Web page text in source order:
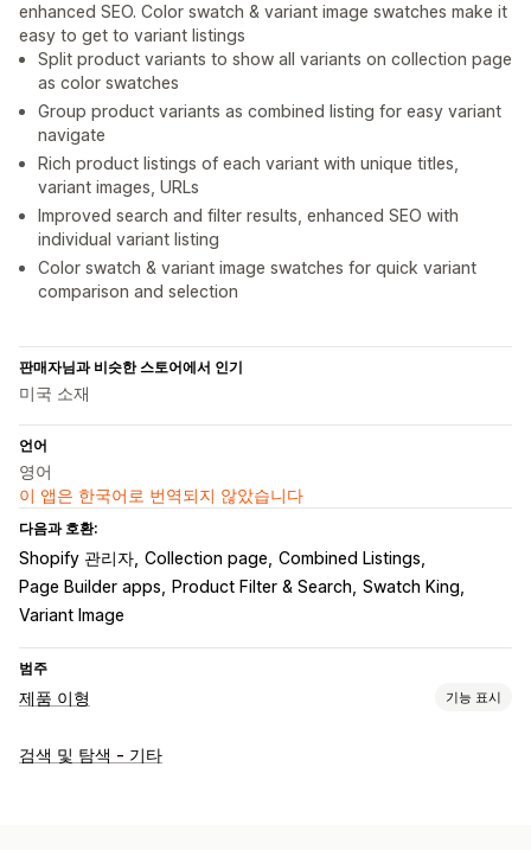
enhanced SEO. Color swatch & variant image swatches make it
easy to get to variant listings
Split product variants to show all variants on collection page
as color swatches
Group product variants as combined listing for easy variant
navigate
Rich product listings of each variant with unique titles,
variant images, URLs
Improved search and filter results, enhanced SEO with
individual variant listing
Color swatch & variant image swatches for quick variant
comparison and selection
판매자님과 비슷한 스토어에서 인기
미국 소재
언어
영어
이 앱은 한국어로 번역되지 않았습니다
다음과 호환:
Shopify 관리자 Collection page Combined Listings
Page Builder apps
Product Filter & Search Swatch King
Variant Image
범주
제품 이형 기능 표시
맞춤 설정
검색 및 탐색 - 기타